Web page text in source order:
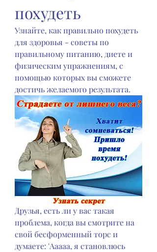
похудеть
Узнайте, как правильно похудеть
для здоровья - советы по
правильному питанию, диете и
физическим упражнениям, с
помощью которых вы сможете
достичь желаемого результата.
Друзья, есть ли у вас такая
проблема, когда вы смотрите на
свой бесформенный торс и
думаете: 'Ааааа, я становлюсь